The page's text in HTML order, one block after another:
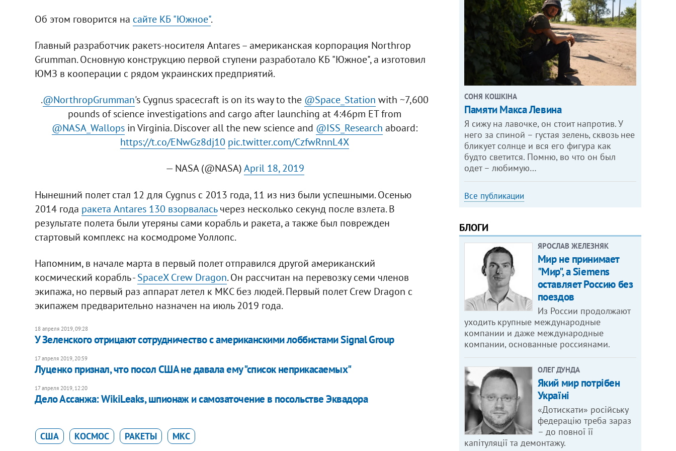
Об этом говорится на сайте КБ "Южное".
Главный разработчик ракетs-носителя Antares – американская корпорация Northrop
Grumman. Основную конструкцию первой ступени разработало КБ "Южное", а изготовил
ЮМЗ в кооперации с рядом украинских предприятий.
.@NorthropGrumman's Cygnus spacecraft is on its way to the @Space_Station with ~7,600
pounds of science investigations and cargo after launching at 4:46pm ET from
@NASA_Wallops in Virginia. Discover all the new science and @ISS_Research aboard:
https://t.co/ENwGz8dj10 pic.twitter.com/CzfwRnnL4X
— NASA (@NASA)April 18, 2019
Нынешний полет стал 12 для Cygnus с 2013 года, 11 из низ были успешными. Осенью
2014 года ракета Antares 130 взорваласьчерез несколько секунд после взлета. В
результате полета были утеряны сами корабль и ракета, а также был поврежден
стартовый комплекс на космодроме Уоллопс.
Напомним, в начале марта в первый полет отправился другой американский
космический корабль -SpaceX Crew Dragon. Он рассчитан на перевозку семи членов
экипажа, но первый раз аппарат летел к МКС без людей. Первый полет Crew Dragon с
экипажем предварительно назначен на июль 2019 года.
18 апреля 2019, 09:28
У Зеленского отрицают сотрудничество с американскими лоббистами Signal Group
17 апреля 2019, 20:59
Луценко признал, что посол США не давала ему "список неприкасаемых"
17 апреля 2019, 12:20
Дело Ассанжа: WikiLeaks, шпионаж и самозаточение в посольстве Эквадора
США КОСМОС РАКЕТЫ МКС
СОНЯ КОШКІНА
Памяти Макса Левина
Я сижу на лавочке, он стоит напротив. У
него за спиной – густая зелень, сквозь нее
бликует солнце и вся его фигура как
будто светится. Помню, во что он был
одет – любимую…
Все публикации
БЛОГИ
ЯРОСЛАВ ЖЕЛЕЗНЯК
Мир не принимает
"Мир", а Siemens
оставляет Россию без
поездов
Из России продолжают
уходить крупные международные
компании и даже международные
компании, основанные россиянами.
ОЛЕГ ДУНДА
Який мир потрібен
Україні
«Дотискати» російську
федерацію треба зараз
– до повної її
капітуляції та демонтажу.